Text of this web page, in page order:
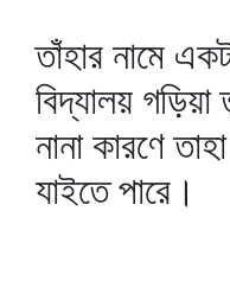
তাঁহার নামে
বিদ্যালয়
নানা কারণে
যাইতে পারে।